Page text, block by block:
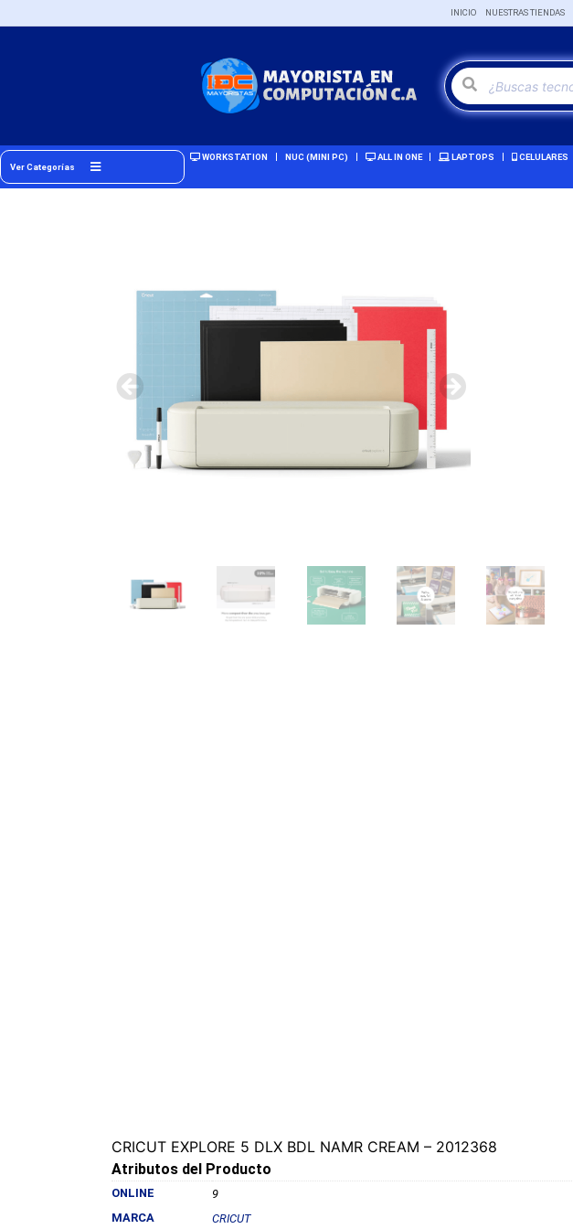
INICIO NUESTRAS TIENDAS
Ver Categorías
WORKSTATION NUC (MINI PC) ALL IN ONE LAPTOPS CELULARES
CRICUT EXPLORE 5 DLX BDL NAMR CREAM – 2012368
Atributos del Producto
ONLINE
9
MARCA
CRICUT